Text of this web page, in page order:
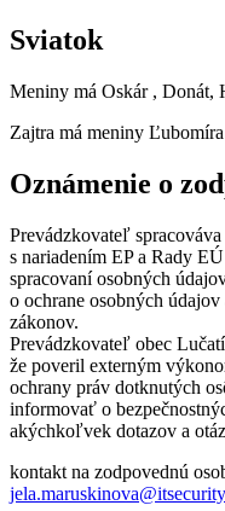
Sviatok
Meniny má Oskár , Donát,
Zajtra má meniny Ľubomíra
Oznámenie o
Prevádzkovateľ
s nariadením EP a Rady
spracovaní osobných
o ochrane osobných
zákonov.
Prevádzkovateľ obec
že poveril externým
ochrany práv dotknutých
informovať o
akýchkoľvek dotazov a
kontakt na zodpovednú